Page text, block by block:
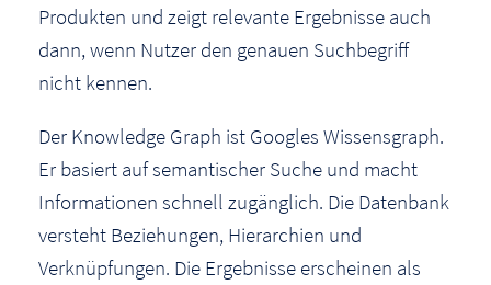
Produkten und zeigt relevante Ergebnisse auch
dann, wenn Nutzer den genauen Suchbegriff
nicht kennen.
Der Knowledge Graph ist Googles Wissensgraph.
Er basiert auf semantischer Suche und macht
Informationen schnell zugänglich. Die Datenbank
versteht Beziehungen, Hierarchien und
Verknüpfungen. Die Ergebnisse erscheinen als